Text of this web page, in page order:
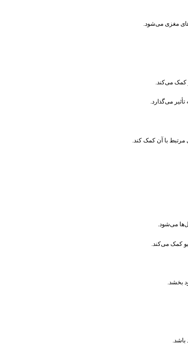
مغزی می‌شود.
کمک می‌کند.
می‌گذارد.
مرتبط با آن کمک کند.
می‌شود.
کمک می‌کند.
بخشد.
باشد.